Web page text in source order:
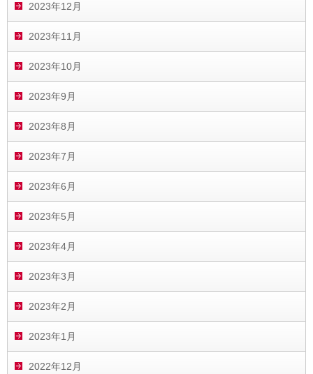
2023年12月
2023年11月
2023年10月
2023年9月
2023年8月
2023年7月
2023年6月
2023年5月
2023年4月
2023年3月
2023年2月
2023年1月
2022年12月